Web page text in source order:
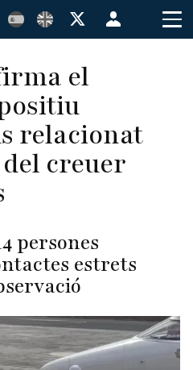
Menú
de
el
relacionat
creuer
persones
estrets